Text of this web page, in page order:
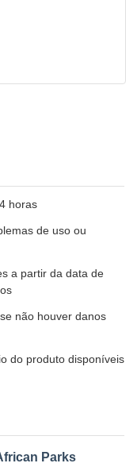
horas
de uso ou
a partir da data de
não houver danos
do produto disponíveis
Parks